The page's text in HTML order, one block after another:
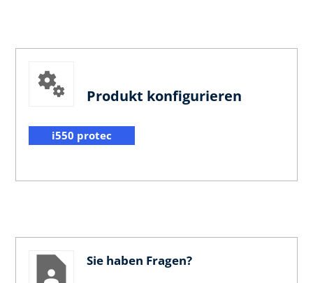
Produkt konfigurieren
i550 protec
Sie haben Fragen?